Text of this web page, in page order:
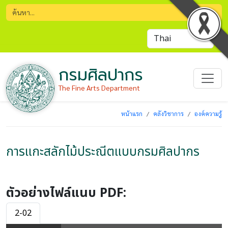
กรมศิลปากร
The Fine Arts Department
หน้าแรก คลังวิชาการ องค์ความรู้
การแกะสลักไม้ประณีตแบบกรมศิลปากร
ตัวอย่างไฟล์แนบ PDF:
2-02